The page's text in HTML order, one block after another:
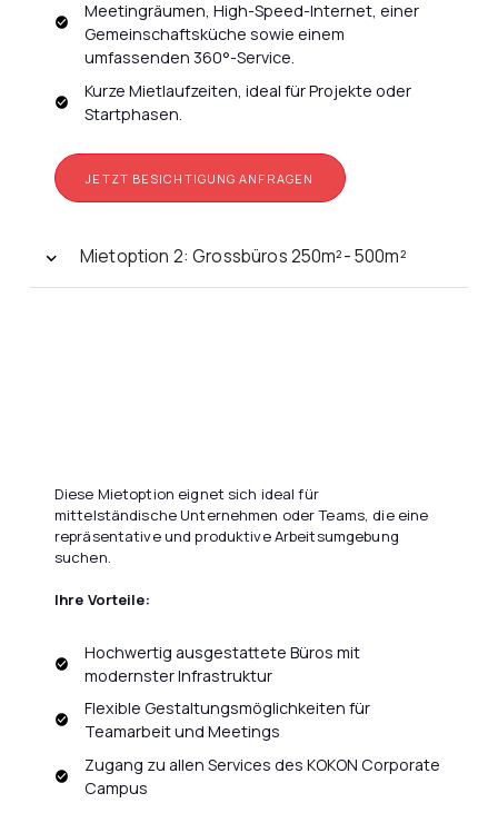
Meetingräumen, High-Speed-Internet, einer
Gemeinschaftsküche sowie einem
umfassenden 360°-Service.
Kurze Mietlaufzeiten, ideal für Projekte oder
Startphasen.
JETZT BESICHTIGUNG ANFRAGEN
Mietoption 2: Grossbüros 250m²- 500m²
Diese Mietoption eignet sich ideal für
mittelständische Unternehmen oder Teams, die eine
repräsentative und produktive Arbeitsumgebung
suchen.
Ihre Vorteile:
Hochwertig ausgestattete Büros mit
modernster Infrastruktur
Flexible Gestaltungsmöglichkeiten für
Teamarbeit und Meetings
Zugang zu allen Services des KOKON Corporate
Campus